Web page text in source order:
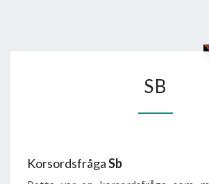
SB
KorsordsfrågaSb